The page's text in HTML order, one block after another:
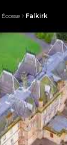
Écosse Falkirk